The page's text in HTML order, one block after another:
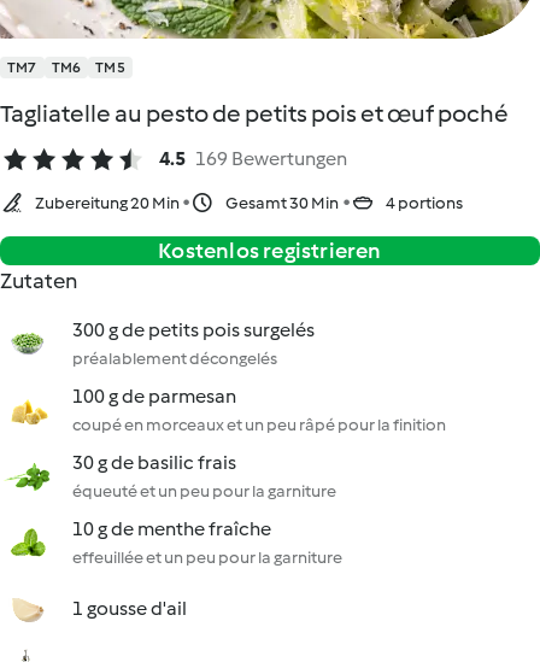
TM7 TM6 TM5
Tagliatelle au pesto de petits pois et œuf poché
4.5 169 Bewertungen
Zubereitung 20 Min Gesamt 30 Min 4 portions
Kostenlos registrieren
Zutaten
300 g de petits pois surgelés
préalablement décongelés
100 g de parmesan
coupé en morceaux et un peu râpé pour la finition
30 g de basilic frais
équeuté et un peu pour la garniture
10 g de menthe fraîche
effeuillée et un peu pour la garniture
1 gousse d'ail